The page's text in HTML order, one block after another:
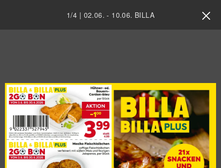
1/4 | 02.06. - 10.06. BILLA